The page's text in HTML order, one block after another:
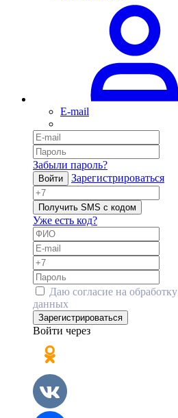
E-mail
Забыли пароль?
Войти Зарегистрироваться
Получить SMS с кодом
Уже есть код?
Даю согласие на обработку
данных
Зарегистрироваться
Войти через